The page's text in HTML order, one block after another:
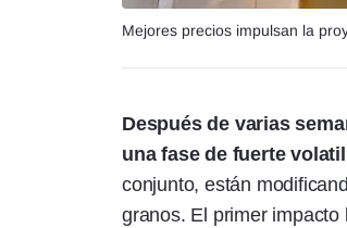
Mejores precios impulsan la
Después de varias
una fase de fuerte
conjunto, están
granos. El primer